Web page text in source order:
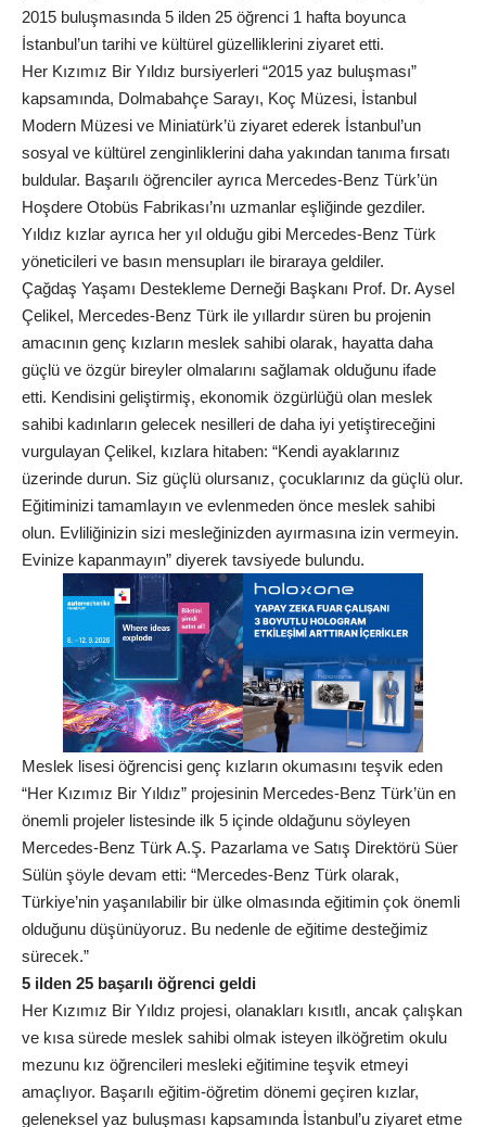
2015 buluşmasında 5 ilden 25 öğrenci 1 hafta boyunca
İstanbul’un tarihi ve kültürel güzelliklerini ziyaret etti.
Her Kızımız Bir Yıldız bursiyerleri “2015 yaz buluşması”
kapsamında, Dolmabahçe Sarayı, Koç Müzesi, İstanbul
Modern Müzesi ve Miniatürk’ü ziyaret ederek İstanbul’un
sosyal ve kültürel zenginliklerini daha yakından tanıma fırsatı
buldular. Başarılı öğrenciler ayrıca Mercedes-Benz Türk’ün
Hoşdere Otobüs Fabrikası’nı uzmanlar eşliğinde gezdiler.
Yıldız kızlar ayrıca her yıl olduğu gibi Mercedes-Benz Türk
yöneticileri ve basın mensupları ile biraraya geldiler.
Çağdaş Yaşamı Destekleme Derneği Başkanı Prof. Dr. Aysel
Çelikel, Mercedes-Benz Türk ile yıllardır süren bu projenin
amacının genç kızların meslek sahibi olarak, hayatta daha
güçlü ve özgür bireyler olmalarını sağlamak olduğunu ifade
etti. Kendisini geliştirmiş, ekonomik özgürlüğü olan meslek
sahibi kadınların gelecek nesilleri de daha iyi yetiştireceğini
vurgulayan Çelikel, kızlara hitaben: “Kendi ayaklarınız
üzerinde durun. Siz güçlü olursanız, çocuklarınız da güçlü olur.
Eğitiminizi tamamlayın ve evlenmeden önce meslek sahibi
olun. Evliliğinizin sizi mesleğinizden ayırmasına izin vermeyin.
Evinize kapanmayın” diyerek tavsiyede bulundu.
Meslek lisesi öğrencisi genç kızların okumasını teşvik eden
“Her Kızımız Bir Yıldız” projesinin Mercedes-Benz Türk’ün en
önemli projeler listesinde ilk 5 içinde oldağunu söyleyen
Mercedes-Benz Türk A.Ş. Pazarlama ve Satış Direktörü Süer
Sülün şöyle devam etti: “Mercedes-Benz Türk olarak,
Türkiye’nin yaşanılabilir bir ülke olmasında eğitimin çok önemli
olduğunu düşünüyoruz. Bu nedenle de eğitime desteğimiz
sürecek.”
5 ilden 25 başarılı öğrenci geldi
Her Kızımız Bir Yıldız projesi, olanakları kısıtlı, ancak çalışkan
ve kısa sürede meslek sahibi olmak isteyen ilköğretim okulu
mezunu kız öğrencileri mesleki eğitimine teşvik etmeyi
amaçlıyor. Başarılı eğitim-öğretim dönemi geçiren kızlar,
geleneksel yaz buluşması kapsamında İstanbul’u ziyaret etme